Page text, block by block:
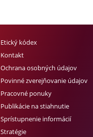
Etický kódex
Kontakt
Ochrana osobných údajov
Povinné zverejňovanie údajov
Pracovné ponuky
Publikácie na stiahnutie
Sprístupnenie informácií
Stratégie